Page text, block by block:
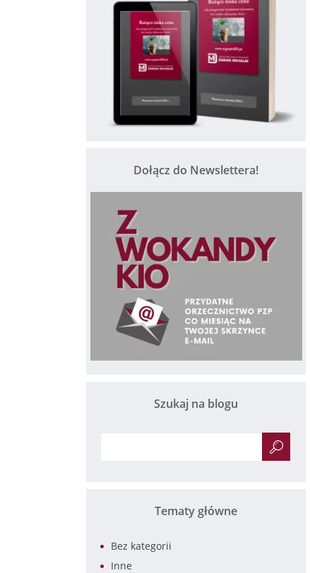
Dołącz do Newslettera!
Szukaj na blogu
Tematy główne
Bez kategorii
Inne